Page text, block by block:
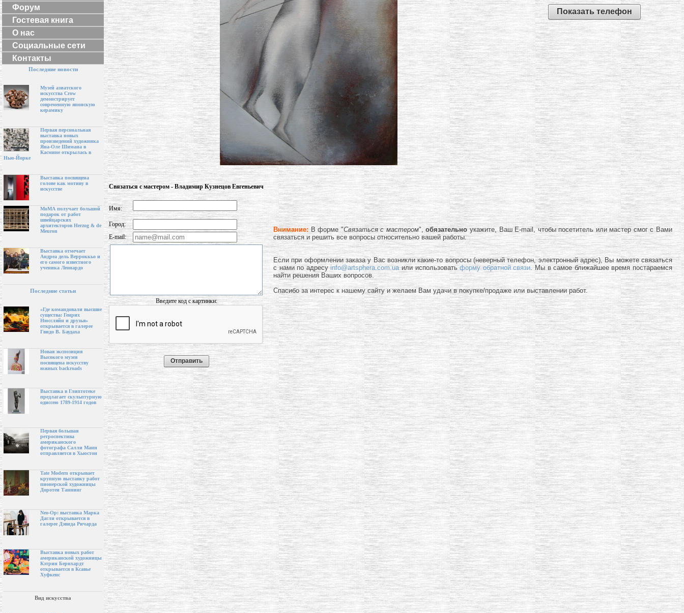
Форум
Гостевая книга
О нас
Социальные сети
Контакты
Последние новости
Музей азиатского
искусства Crow
демонстрирует
современную японскую
керамику
Первая персональная
выставка новых
произведений художника
Яна-Оле Шимана в
Касмине открылась в
Нью-Йорке
Выставка посвящена
голове как мотиву в
искусстве
МоМА получает большой
подарок от работ
швейцарских
архитекторов Herzog & de
Meuron
Выставка отмечает
Андреа дель Верроккьо и
его самого известного
ученика Леонардо
Последние статьи
«Где командовали высшие
существа: Генрих
Нюссляйн и друзья»
открывается в галерее
Гвидо В. Баудаха
Новая экспозиция
Высокого музея
посвящена искусству
южных backroads
Выставка в Глиптотеке
предлагает скульптурную
одиссею 1789-1914 годов
Первая большая
ретроспектива
американского
фотографа Салли Манн
отправляется в Хьюстон
Tate Modern открывает
крупную выставку работ
пионерской художницы
Доротеи Таннинг
Neo-Op: выставка Марка
Дагли открывается в
галерее Дэвида Ричарда
Выставка новых работ
американской художницы
Кэтрин Бернхардт
открывается в Ксавье
Хуфкенс
Вид искусства
Показать телефон
Связаться с мастером - Владимир Кузнецов Евгеньевич
Внимание:В форме "Связаться с мастером",обязательноукажите, Ваш E-mail, чтобы посетитель или мастер смог с Вами
связаться и решить все вопросы относительно вашей работы.
Если при оформлении заказа у Вас возникли какие-то вопросы (неверный телефон, электронный адрес), Вы можете связаться
с нами по адресуinfo@artsphera.com.uaили использоватьформу обратной связи. Мы в самое ближайшее время постараемся
найти решения Ваших вопросов.
Спасибо за интерес к нашему сайту и желаем Вам удачи в покупке/продаже или выставлении работ.
Имя:
Город:
E-mail:
Введите код с картинки: